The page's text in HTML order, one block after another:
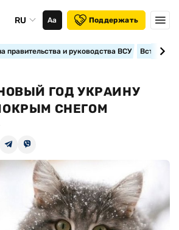
RU Аа Поддержать
правительства и руководства ВСУ
ГОД УКРАИНУ
СНЕГОМ